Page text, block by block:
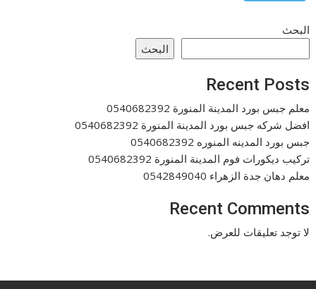
البحث
البحث
Recent Posts
معلم جبس بورد المدينة المنورة 0540682392
افضل شركه جبس بورد المدينة المنورة 0540682392
جبس بورد المدينه المنوره 0540682392
تركيب ديكورات فوم المدينة المنورة 0540682392
معلم دهان جدة الزهراء 0542849040
Recent Comments
لا توجد تعليقات للعرض.